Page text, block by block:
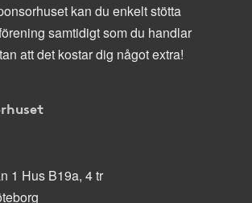
kan du enkelt stötta
samtidigt som du handlar
att det kostar dig något extra!
1 Hus B19a, 4 tr